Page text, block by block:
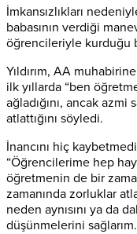
İmkansızlıkları
babasının verdiği
öğrencileriyle kurduğu
Yıldırım, AA
ilk yıllarda “ben
ağladığını, ancak
atlattığını söyledi.
İnancını hiç
“Öğrencilerime hep
öğretmenin de bir
zamanında zorluklar
neden aynısını ya da
düşünmelerini